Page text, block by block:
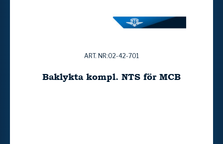
ART. NR:02-42-701
Baklykta kompl. NTS för MCB